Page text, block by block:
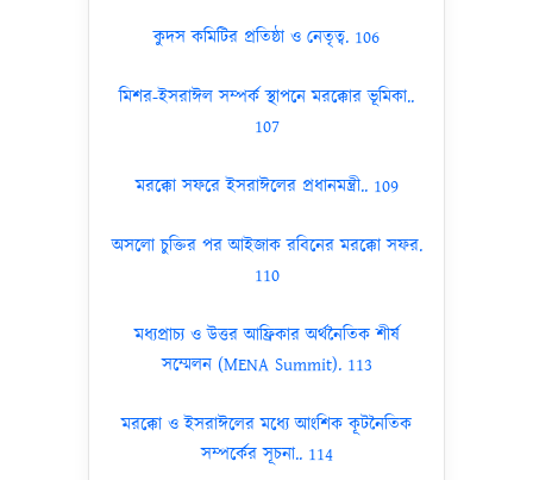
কুদস কমিটির প্রতিষ্ঠা ও নেতৃত্ব. 106
মিশর-ইসরাঈল সম্পর্ক স্থাপনে মরক্কোর ভূমিকা..
107
মরক্কো সফরে ইসরাঈলের প্রধানমন্ত্রী.. 109
অসলো চুক্তির পর আইজাক রবিনের মরক্কো সফর.
110
মধ্যপ্রাচ্য ও উত্তর আফ্রিকার অর্থনৈতিক শীর্ষ
সম্মেলন (MENA Summit). 113
মরক্কো ও ইসরাঈলের মধ্যে আংশিক কূটনৈতিক
সম্পর্কের সূচনা.. 114